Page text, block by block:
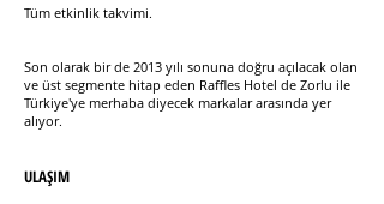
Tüm etkinlik takvimi.
Son olarak bir de 2013 yılı sonuna doğru açılacak olan
ve üst segmente hitap eden Raffles Hotel de Zorlu ile
Türkiye'ye merhaba diyecek markalar arasında yer
alıyor.
ULAŞIM